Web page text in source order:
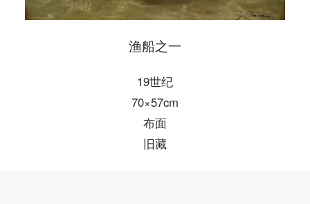
渔船之一
19世纪
70×57cm
布面
旧藏
登录
可使用雅昌艺术网会员账户登录